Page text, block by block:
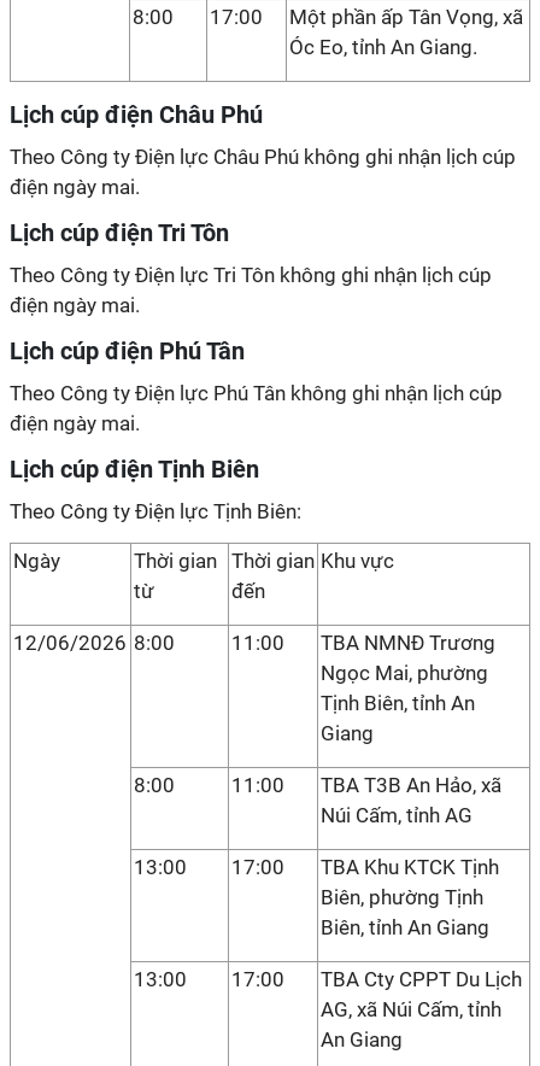
8:00 17:00
Một phần ấp Tân Vọng, xã
Óc Eo, tỉnh An Giang.
Lịch cúp điện Châu Phú
Theo Công ty Điện lực Châu Phú không ghi nhận lịch cúp
điện ngày mai.
Lịch cúp điện Tri Tôn
Theo Công ty Điện lực Tri Tôn không ghi nhận lịch cúp
điện ngày mai.
Lịch cúp điện Phú Tân
Theo Công ty Điện lực Phú Tân không ghi nhận lịch cúp
điện ngày mai.
Lịch cúp điện Tịnh Biên
Theo Công ty Điện lực Tịnh Biên:
Ngày
Thời gian
từ
Thời gian
đến
Khu vực
12/06/2026 8:00 11:00
TBA NMNĐ Trương
Ngọc Mai, phường
Tịnh Biên, tỉnh An
Giang
8:00 11:00
TBA T3B An Hảo, xã
Núi Cấm, tỉnh AG
13:00 17:00
TBA Khu KTCK Tịnh
Biên, phường Tịnh
Biên, tỉnh An Giang
13:00 17:00
TBA Cty CPPT Du Lịch
AG, xã Núi Cấm, tỉnh
An Giang